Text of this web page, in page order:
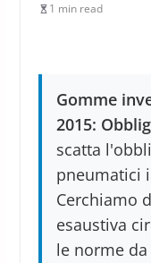
1 min read
Gomme
2015:
scatta
pneumatici
Cerchiamo
esaustiva
le norme